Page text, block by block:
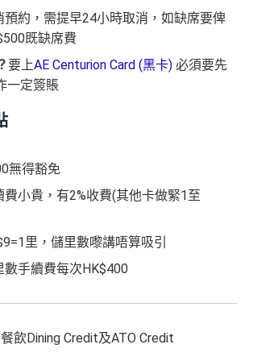
預約，需提早24小時取消，如缺席要俾
既缺席費
要上AE Centurion Card (黑卡) 必須要先
一定簽賬
無得豁免
費小貴，有2%收費(其他卡做緊1至
里，儲里數嚟講唔算吸引
數手續費每次HK$400
飲Dining Credit及ATO Credit